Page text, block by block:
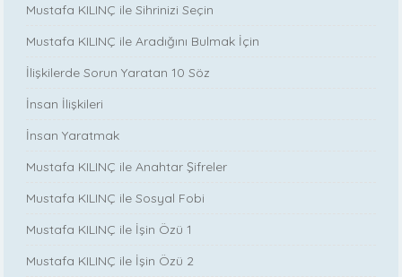
Mustafa KILINÇ ile Sihrinizi Seçin
Mustafa KILINÇ ile Aradığını Bulmak İçin
İlişkilerde Sorun Yaratan 10 Söz
İnsan İlişkileri
İnsan Yaratmak
Mustafa KILINÇ ile Anahtar Şifreler
Mustafa KILINÇ ile Sosyal Fobi
Mustafa KILINÇ ile İşin Özü 1
Mustafa KILINÇ ile İşin Özü 2